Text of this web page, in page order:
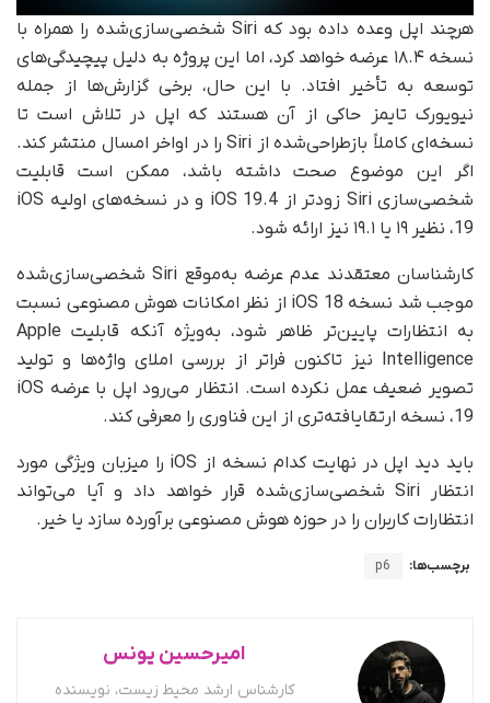
هرچند اپل وعده داده بود که Siri شخصی‌سازی‌شده را همراه با
نسخه ۱۸.۴ عرضه خواهد کرد، اما این پروژه به دلیل پیچیدگی‌های
توسعه به تأخیر افتاد. با این حال، برخی گزارش‌ها از جمله
نیویورک تایمز حاکی از آن هستند که اپل در تلاش است تا
نسخه‌ای کاملاً بازطراحی‌شده از Siri را در اواخر امسال منتشر کند.
اگر این موضوع صحت داشته باشد، ممکن است قابلیت
شخصی‌سازی Siri زودتر از iOS 19.4 و در نسخه‌های اولیه iOS
19، نظیر ۱۹ یا ۱۹.۱ نیز ارائه شود.
کارشناسان معتقدند عدم عرضه به‌موقع Siri شخصی‌سازی‌شده
موجب شد نسخه iOS 18 از نظر امکانات هوش مصنوعی نسبت
به انتظارات پایین‌تر ظاهر شود، به‌ویژه آنکه قابلیت Apple
Intelligence نیز تاکنون فراتر از بررسی املای واژه‌ها و تولید
تصویر ضعیف عمل نکرده است. انتظار می‌رود اپل با عرضه iOS
19، نسخه ارتقایافته‌تری از این فناوری را معرفی کند.
باید دید اپل در نهایت کدام نسخه از iOS را میزبان ویژگی مورد
انتظار Siri شخصی‌سازی‌شده قرار خواهد داد و آیا می‌تواند
انتظارات کاربران را در حوزه هوش مصنوعی برآورده سازد یا خیر.
برچسب‌ها: p6
امیرحسین یونس
کارشناس ارشد محیط زیست، نویسنده